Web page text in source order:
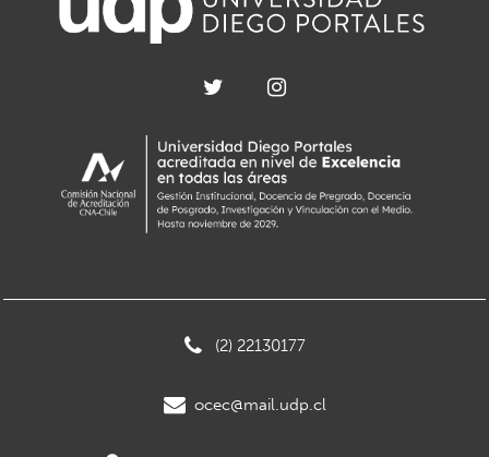
(2) 22130177
ocec@mail.udp.cl